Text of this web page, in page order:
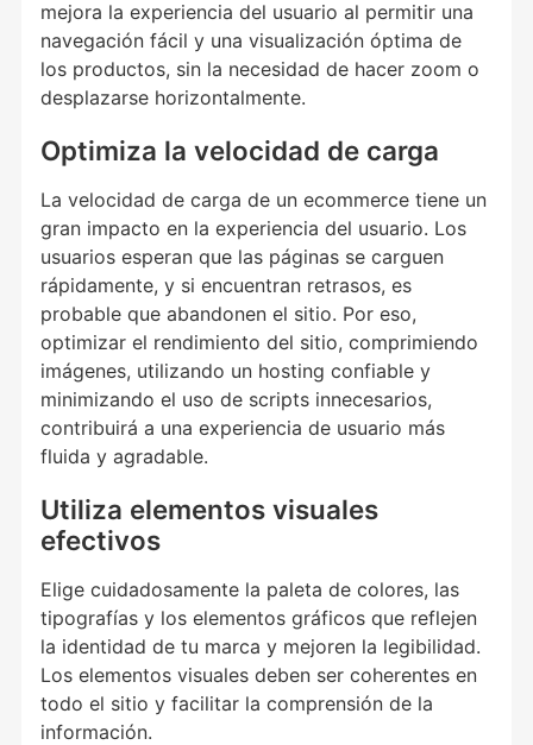
mejora la experiencia del usuario al permitir una
navegación fácil y una visualización óptima de
los productos, sin la necesidad de hacer zoom o
desplazarse horizontalmente.
Optimiza la velocidad de carga
La velocidad de carga de un ecommerce tiene un
gran impacto en la experiencia del usuario. Los
usuarios esperan que las páginas se carguen
rápidamente, y si encuentran retrasos, es
probable que abandonen el sitio. Por eso,
optimizar el rendimiento del sitio, comprimiendo
imágenes, utilizando un hosting confiable y
minimizando el uso de scripts innecesarios,
contribuirá a una experiencia de usuario más
fluida y agradable.
Utiliza elementos visuales
efectivos
Elige cuidadosamente la paleta de colores, las
tipografías y los elementos gráficos que reflejen
la identidad de tu marca y mejoren la legibilidad.
Los elementos visuales deben ser coherentes en
todo el sitio y facilitar la comprensión de la
información.